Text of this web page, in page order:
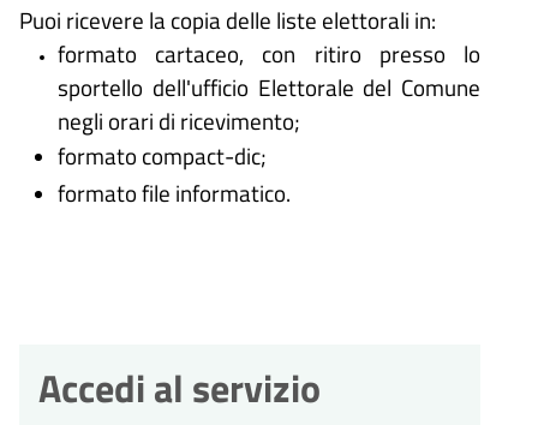
Puoi ricevere la copia delle liste elettorali in:
formato cartaceo, con ritiro presso lo
sportello dell'ufficio Elettorale del Comune
negli orari di ricevimento;
formato compact-dic;
formato file informatico.
Accedi al servizio